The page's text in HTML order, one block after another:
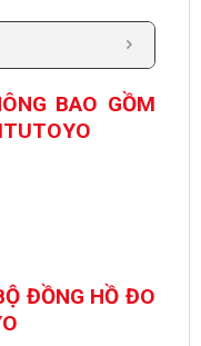
BAO GỒM
ĐỒNG HỒ ĐO